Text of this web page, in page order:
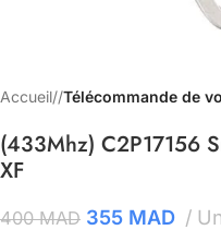
Accueil/ Télécommande de
(433Mhz) C2P17156
XF
400MAD 355 MAD